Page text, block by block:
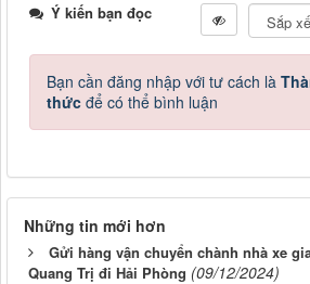
Ý kiến bạn đọc
Bạn cần đăng nhập với tư cách là
thức để có thể bình luận
Những tin mới hơn
Gửi hàng vận chuyển chành nhà xe
Quang Trị đi Hải Phòng (09/12/2024)